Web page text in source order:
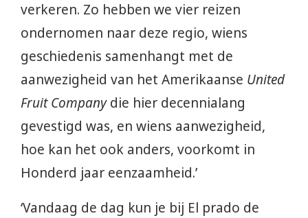
verkeren. Zo hebben we vier reizen
ondernomen naar deze regio, wiens
geschiedenis samenhangt met de
aanwezigheid van het Amerikaanse United
Fruit Companydie hier decennialang
gevestigd was, en wiens aanwezigheid,
hoe kan het ook anders, voorkomt in
Honderd jaar eenzaamheid.’
‘Vandaag de dag kun je bij El prado de